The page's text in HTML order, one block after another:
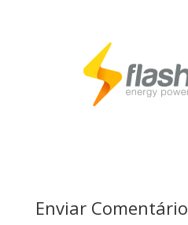
Enviar Comentário